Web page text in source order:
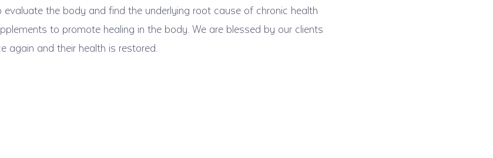
the body and find the underlying root cause of chronic health
to promote healing in the body. We are blessed by our clients
again and their health is restored.